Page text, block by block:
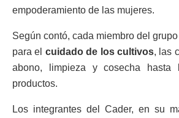
empoderamiento de las mujeres.
Según contó, cada miembro del
para el cuidado de los cultivos, las
abono, limpieza y cosecha
productos.
Los integrantes del Cader, en su